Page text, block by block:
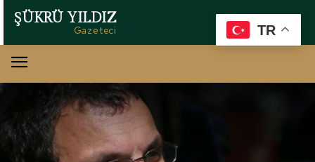
ŞÜKRÜ YILDIZ
Gazeteci TR